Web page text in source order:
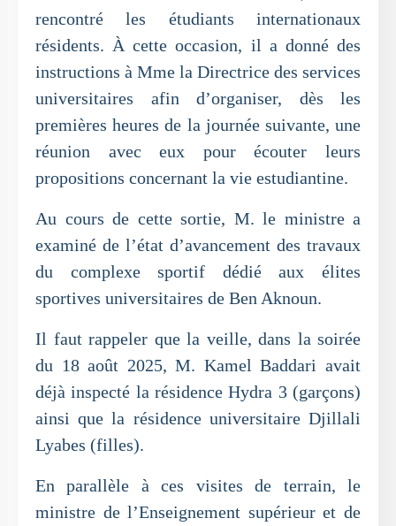
rencontré les étudiants internationaux
résidents. À cette occasion, il a donné des
instructions à Mme la Directrice des services
universitaires afin d’organiser, dès les
premières heures de la journée suivante, une
réunion avec eux pour écouter leurs
propositions concernant la vie estudiantine.
Au cours de cette sortie, M. le ministre a
examiné de l’état d’avancement des travaux
du complexe sportif dédié aux élites
sportives universitaires de Ben Aknoun.
Il faut rappeler que la veille, dans la soirée
du 18 août 2025, M. Kamel Baddari avait
déjà inspecté la résidence Hydra 3 (garçons)
ainsi que la résidence universitaire Djillali
Lyabes (filles).
En parallèle à ces visites de terrain, le
ministre de l’Enseignement supérieur et de